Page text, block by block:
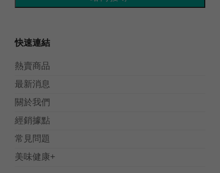
快速連結
熱賣商品
最新消息
關於我們
經銷據點
常見問題
美味健康+